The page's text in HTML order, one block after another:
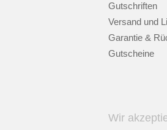
Gutschriften
Versand und
Garantie &
Gutscheine
Wir